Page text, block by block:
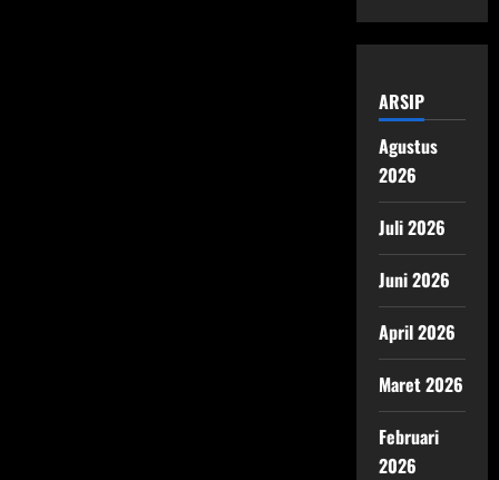
ARSIP
Agustus
2026
Juli 2026
Juni 2026
April 2026
Maret 2026
Februari
2026